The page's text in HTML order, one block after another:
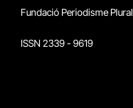
Fundació Periodisme Plural
ISSN 2339 - 9619